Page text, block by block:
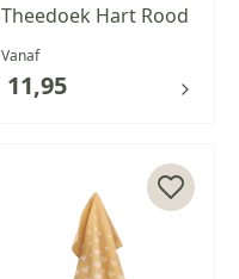
Theedoek Hart Rood
Vanaf
11,95